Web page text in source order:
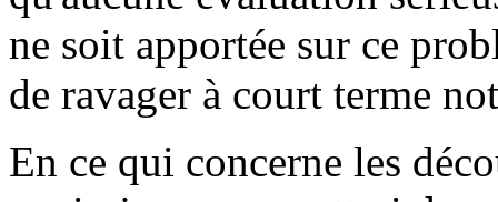
ne soit apportée sur ce
de ravager à court terme
En ce qui concerne les